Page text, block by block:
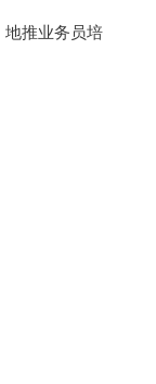
地推业务员培